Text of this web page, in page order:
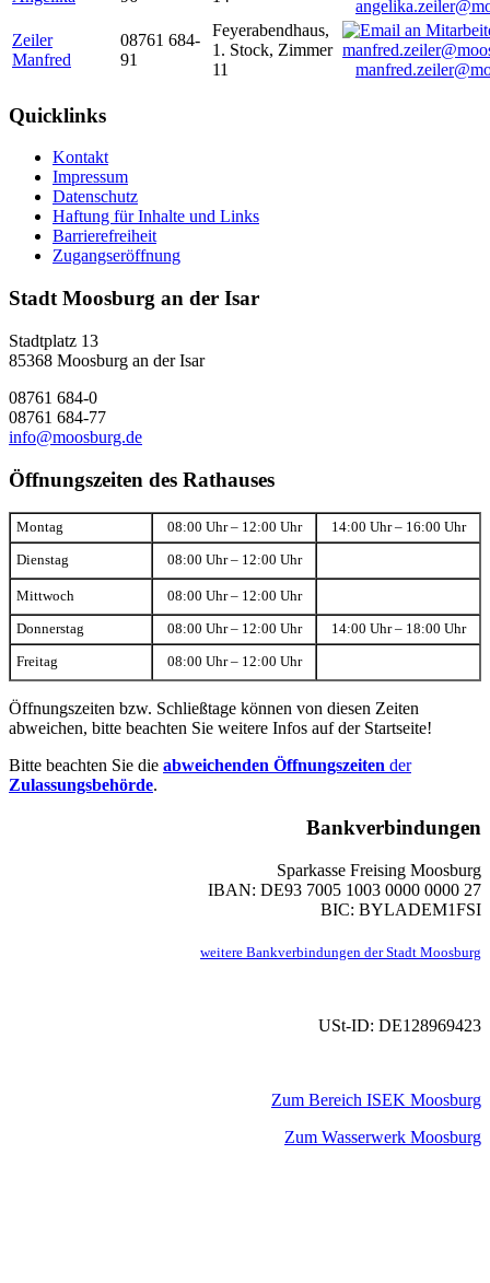
Zeiler
Manfred
08761 684-
91
Feyerabendhaus,
1. Stock, Zimmer
11
Quicklinks
Kontakt
Impressum
Datenschutz
Haftung für Inhalte und Links
Barrierefreiheit
Zugangseröffnung
Stadt Moosburg an der Isar
Stadtplatz 13
85368 Moosburg an der Isar
08761 684-0
08761 684-77
info@moosburg.de
Öffnungszeiten des Rathauses
Montag 08:00 Uhr – 12:00 Uhr 14:00 Uhr – 16:00 Uhr
Dienstag 08:00 Uhr – 12:00 Uhr
Mittwoch 08:00 Uhr – 12:00 Uhr
Donnerstag 08:00 Uhr – 12:00 Uhr 14:00 Uhr – 18:00 Uhr
Freitag 08:00 Uhr – 12:00 Uhr
Öffnungszeiten bzw. Schließtage können von diesen Zeiten
abweichen, bitte beachten Sie weitere Infos auf der Startseite!
Bitte beachten Sie die abweichenden Öffnungszeiten der
Zulassungsbehörde.
Bankverbindungen
Sparkasse Freising Moosburg
IBAN: DE93 7005 1003 0000 0000 27
BIC: BYLADEM1FSI
weitere Bankverbindungen der Stadt Moosburg
USt-ID: DE128969423
Zum Bereich ISEK Moosburg
Zum Wasserwerk Moosburg